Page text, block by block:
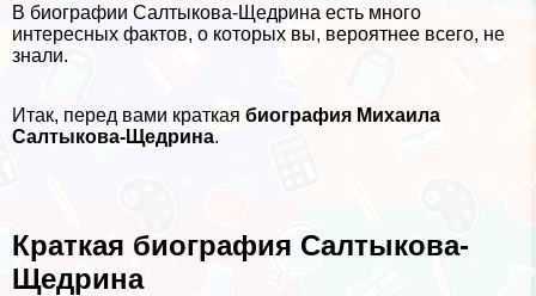
В биографии Салтыкова-Щедрина есть много
интересных фактов, о которых вы, вероятнее всего, не
знали.
Итак, перед вами краткая биография Михаила
Салтыкова-Щедрина.
Краткая биография Салтыкова-
Щедрина